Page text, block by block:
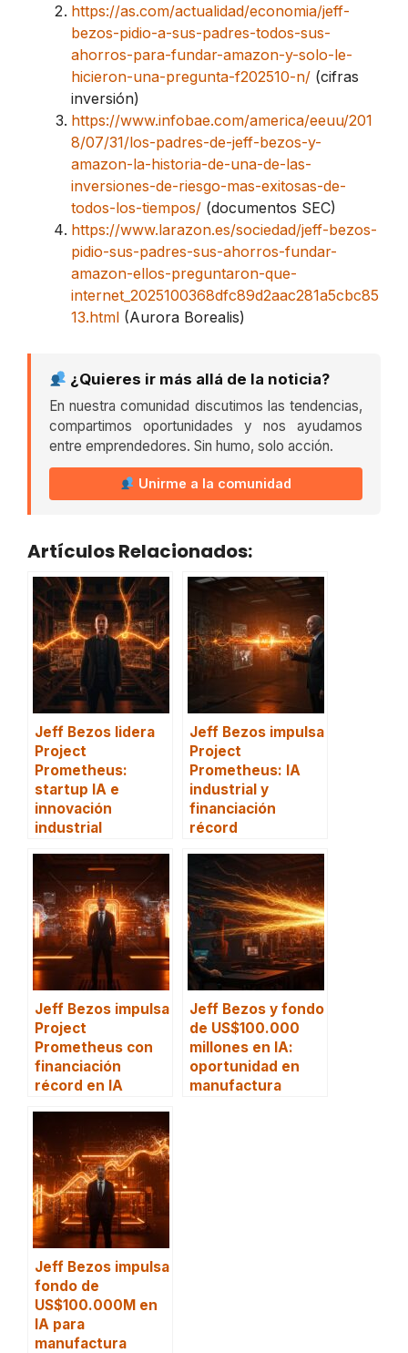
https://as.com/actualidad/economia/jeff-
bezos-pidio-a-sus-padres-todos-sus-
ahorros-para-fundar-amazon-y-solo-le-
hicieron-una-pregunta-f202510-n/ (cifras
inversión)
https://www.infobae.com/america/eeuu/201
8/07/31/los-padres-de-jeff-bezos-y-
amazon-la-historia-de-una-de-las-
inversiones-de-riesgo-mas-exitosas-de-
todos-los-tiempos/ (documentos SEC)
https://www.larazon.es/sociedad/jeff-bezos-
pidio-sus-padres-sus-ahorros-fundar-
amazon-ellos-preguntaron-que-
internet_2025100368dfc89d2aac281a5cbc85
13.html (Aurora Borealis)
¿Quieres ir más allá de la noticia?
En nuestra comunidad discutimos las tendencias,
compartimos oportunidades y nos ayudamos
entre emprendedores. Sin humo, solo acción.
Unirme a la comunidad
Artículos Relacionados:
Jeff Bezos lidera
Project
Prometheus:
startup IA e
innovación
industrial
Jeff Bezos impulsa
Project
Prometheus: IA
industrial y
financiación
récord
Jeff Bezos impulsa
Project
Prometheus con
financiación
récord en IA
Jeff Bezos y fondo
de US$100.000
millones en IA:
oportunidad en
manufactura
Jeff Bezos impulsa
fondo de
US$100.000M en
IA para
manufactura